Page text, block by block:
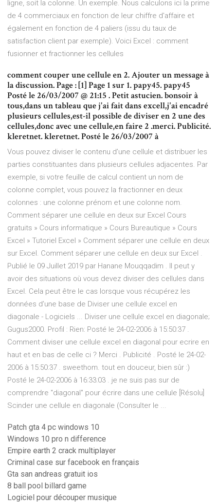
ligne, soit la colonne. Un exemple. Nous calculons ici la prime
de 4 commerciaux en fonction de leur chiffre d'affaire et
également en fonction de 4 paliers (issu du taux de
satisfaction client par exemple). Voici Excel : comment
fusionner et fractionner les cellules
comment couper une cellule en 2. Ajouter un message à
la discussion. Page : [1] Page 1 sur 1. papy45. papy45
Posté le 26/03/2007 @ 21:15 . Petit astucien. bonsoir à
tous,dans un tableau que j'ai fait dans excell,j'ai encadré
plusieurs cellules,est-il possible de diviser en 2 une des
cellules,donc avec une cellule,en faire 2 .merci. Publicité.
kleretnet. kleretnet. Posté le 26/03/2007 à
Vous pouvez diviser le contenu d’une cellule et distribuer les
parties constituantes dans plusieurs cellules adjacentes. Par
exemple, si votre feuille de calcul contient un nom de
colonne complet, vous pouvez la fractionner en deux
colonnes : une colonne prénom et une colonne nom.
Comment séparer une cellule en deux sur Excel Cours
gratuits » Cours informatique » Cours Bureautique » Cours
Excel » Tutoriel Excel » Comment séparer une cellule en deux
sur Excel. Comment séparer une cellule en deux sur Excel .
Publié le 09 Juillet 2019 par Hanane Mouqqadim . Il peut y
avoir des situations où vous devez diviser des cellules dans
Excel. Cela peut être le cas lorsque vous récupérez les
données d’une base de Diviser une cellule excel en
diagonale - Logiciels ... Diviser une cellule excel en diagonale;
Gugus2000. Profil : Rien: Posté le 24-02-2006 à 15:50:37 .
Comment diviser une cellule excel en diagonal pour ecrire en
haut et en bas de celle ci ? Merci . Publicité . Posté le 24-02-
2006 à 15:50:37 . sweethom. tout en douceur, bien sûr :)
Posté le 24-02-2006 à 16:33:03 . je ne suis pas sur de
comprendre "diagonal" pour écrire dans une cellule [Résolu]
Scinder une cellule en diagonale (Consulter le ...
Patch gta 4 pc windows 10
Windows 10 pro n difference
Empire earth 2 crack multiplayer
Criminal case sur facebook en français
Gta san andreas gratuit ios
8 ball pool billard game
Logiciel pour découper musique